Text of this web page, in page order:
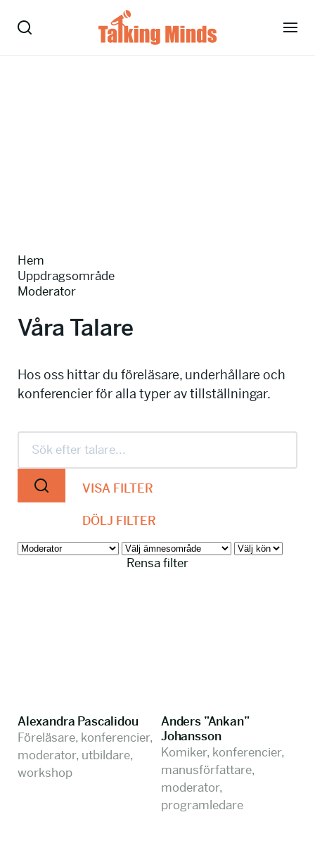
Kontakt
08-38 15 15
info@talkingminds.se
Hem
Uppdragsområde
Moderator
Våra Talare
Hos oss hittar du föreläsare, underhållare och
konferencier för alla typer av tillställningar.
VISA FILTER
DÖLJ FILTER
Rensa filter
Alexandra Pascalidou
Föreläsare, konferencier,
moderator, utbildare,
workshop
Anders ”Ankan”
Johansson
Komiker, konferencier,
manusförfattare,
moderator,
programledare